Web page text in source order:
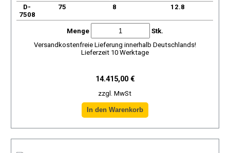
D-
7508
75 8 12.8
Menge
Stk.
Versandkostenfreie Lieferung innerhalb Deutschlands!
Lieferzeit 10 Werktage
14.415,00 €
zzgl. MwSt